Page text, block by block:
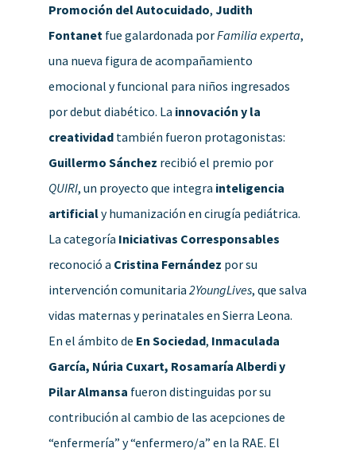
Promoción del Autocuidado, Judith
Fontanet fue galardonada porFamilia experta,
una nueva figura de acompañamiento
emocional y funcional para niños ingresados
por debut diabético. La innovación y la
creatividadtambién fueron protagonistas:
Guillermo Sánchez recibió el premio por
QUIRI, un proyecto que integra inteligencia
artificialy humanización en cirugía pediátrica.
La categoría Iniciativas Corresponsables
reconoció a Cristina Fernández por su
intervención comunitaria 2YoungLives, que salva
vidas maternas y perinatales en Sierra Leona.
En el ámbito de En Sociedad, Inmaculada
García, Núria Cuxart, Rosamaría Alberdi y
Pilar Almansa fueron distinguidas por su
contribución al cambio de las acepciones de
“enfermería” y “enfermero/a” en la RAE. El